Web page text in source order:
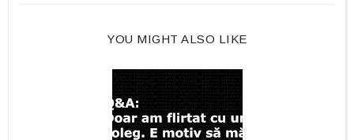
o
k
e
l
s
YOU MIGHT ALSO LIKE